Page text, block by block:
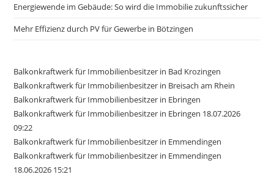
Energiewende im Gebäude: So wird die Immobilie zukunftssicher
Mehr Effizienz durch PV für Gewerbe in Bötzingen
Balkonkraftwerk für Immobilienbesitzer in Bad Krozingen
Balkonkraftwerk für Immobilienbesitzer in Breisach am Rhein
Balkonkraftwerk für Immobilienbesitzer in Ebringen
Balkonkraftwerk für Immobilienbesitzer in Ebringen 18.07.2026
09:22
Balkonkraftwerk für Immobilienbesitzer in Emmendingen
Balkonkraftwerk für Immobilienbesitzer in Emmendingen
18.06.2026 15:21